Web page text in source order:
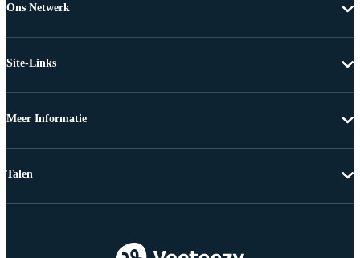
Ons Netwerk
Site-Links
Meer Informatie
Talen